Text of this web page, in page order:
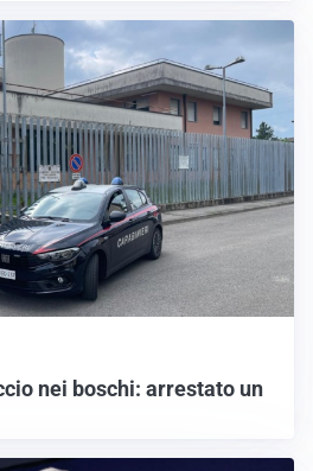
nei boschi: arrestato un